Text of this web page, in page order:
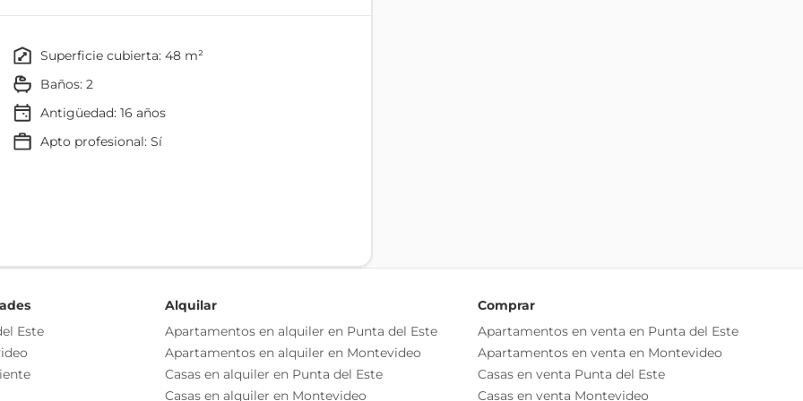
metraje y versatilidad.
del inmueble, debiéndose consultar al
cuyos valores son aproximados.
superficie cubierta: 48 m²
baños: 2
Antigüedad:16 años
apto profesional: Sí
Cocina
Disposición Frente
Este
Alquilar
Apartamentos en alquiler en Punta del Este
Apartamentos en alquiler en Montevideo
Casas en alquiler en Punta del Este
Casas en alquiler en Montevideo
Comprar
Apartamentos en venta en Punta del Este
Apartamentos en venta en Montevideo
Casas en venta Punta del Este
Casas en venta Montevideo